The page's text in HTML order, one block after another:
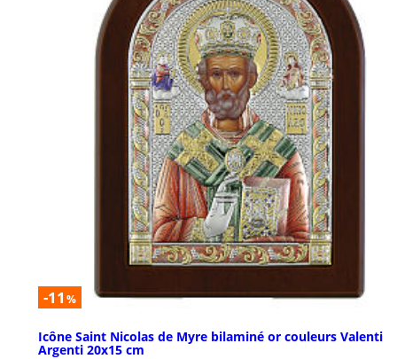
-11 %
Icône Saint Nicolas de Myre bilaminé or couleurs Valenti
Argenti 20x15 cm